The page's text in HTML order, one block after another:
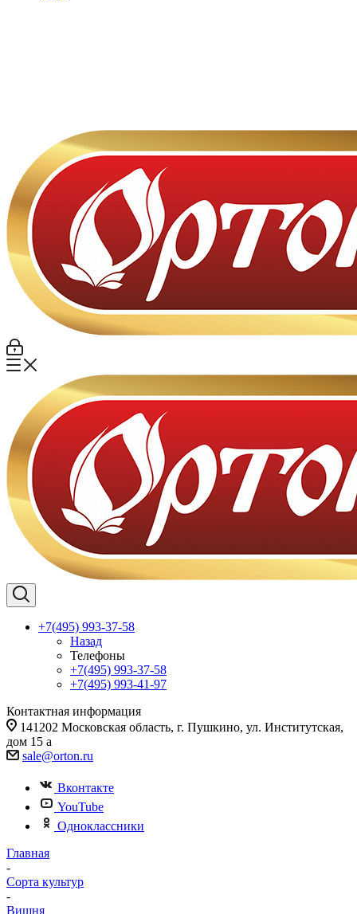
+7(495) 993-37-58
Назад
Телефоны
+7(495) 993-37-58
+7(495) 993-41-97
Контактная информация
141202 Московская область, г. Пушкино, ул. Институтская,
дом 15 а
sale@orton.ru
Вконтакте
YouTube
Одноклассники
Главная
-
Сорта культур
-
Вишня